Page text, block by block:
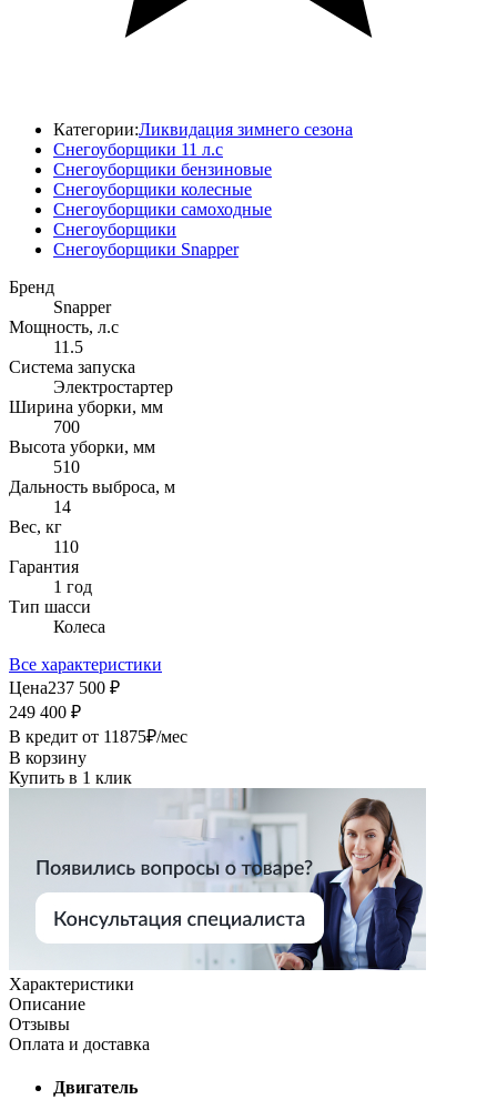
Категории:Ликвидация зимнего сезона
Снегоуборщики 11 л.с
Снегоуборщики бензиновые
Снегоуборщики колесные
Снегоуборщики самоходные
Снегоуборщики
Снегоуборщики Snapper
Бренд
Snapper
Мощность, л.с
11.5
Система запуска
Электростартер
Ширина уборки, мм
700
Высота уборки, мм
510
Дальность выброса, м
14
Вес, кг
110
Гарантия
1 год
Тип шасси
Колеса
Все характеристики
Цена237 500 ₽
249 400 ₽
В кредит от 11875₽/мес
В корзину
Купить в 1 клик
Характеристики
Описание
Отзывы
Оплата и доставка
Двигатель